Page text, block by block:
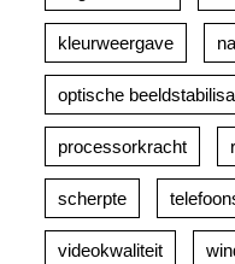
kleurweergave
optische
processorkracht
scherpte
videokwaliteit